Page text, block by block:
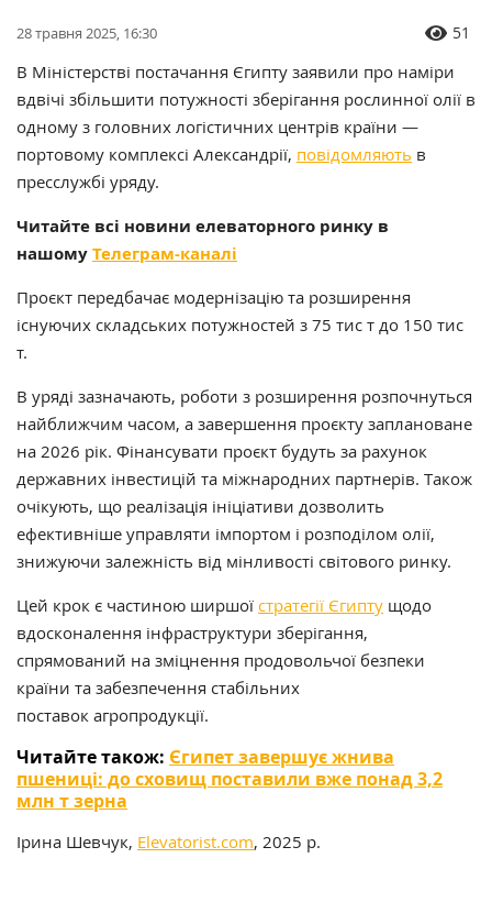
28 травня 2025, 16:30 51
В Міністерстві постачання Єгипту заявили про наміри
вдвічі збільшити потужності зберігання рослинної олії в
одному з головних логістичних центрів країни —
портовому комплексі Александрії, повідомляють в
пресслужбі уряду.
Читайте всі новини елеваторного ринку в
нашомуТелеграм-каналі
Проєкт передбачає модернізацію та розширення
існуючих складських потужностей з 75 тис т до 150 тис
т.
В уряді зазначають, роботи з розширення розпочнуться
найближчим часом, а завершення проєкту заплановане
на 2026 рік. Фінансувати проєкт будуть за рахунок
державних інвестицій та міжнародних партнерів. Також
очікують, що реалізація ініціативи дозволить
ефективніше управляти імпортом і розподілом олії,
знижуючи залежність від мінливості світового ринку.
Цей крок є частиною ширшої стратегії Єгипту щодо
вдосконалення інфраструктури зберігання,
спрямований на зміцнення продовольчої безпеки
країни та забезпечення стабільних
поставок агропродукції.
Читайте також: Єгипет завершує жнива
пшениці: до сховищ поставили вже понад 3,2
млн т зерна
Ірина Шевчук, Elevatorist.com, 2025 р.